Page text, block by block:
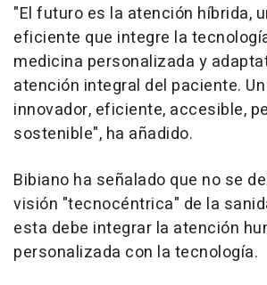
"El futuro es la atención híbrida,
eficiente que integre la
medicina personalizada y
atención integral del paciente.
innovador, eficiente, accesible,
sostenible", ha añadido.
Bibiano ha señalado que no se
visión "tecnocéntrica" de la
esta debe integrar la atención
personalizada con la tecnología.